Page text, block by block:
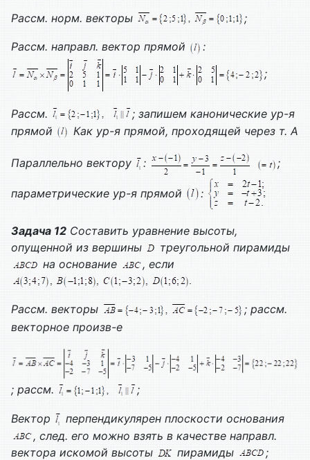
Рассм. норм. векторы ;
Рассм. направл. вектор прямой
:
;
Рассм.
; запишем канонические ур-я
прямой
Как ур-я прямой, проходящей через т. А
Параллельно вектору : ;
параметрические ур-я прямой :
Задача 12 Составить уравнение высоты,
опущенной из вершины
треугольной пирамиды
на основание
, если
Рассм. векторы
; рассм.
векторное произв-е
; рассм. ;
Вектор
перпендикулярен плоскости основания
, след. его можно взять в качестве направл.
вектора искомой высоты
пирамиды
;